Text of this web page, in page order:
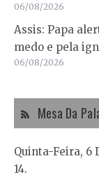
06/08/2026
Assis: Papa
medo e pela
06/08/2026
Mesa Da
Quinta-Feira, 6
14.